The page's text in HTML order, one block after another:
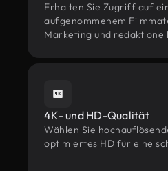
Erhalten Sie Zugriff auf
aufgenommenem
Marketing und
4K- und HD-Qualität
Wählen Sie
optimiertes HD für eine